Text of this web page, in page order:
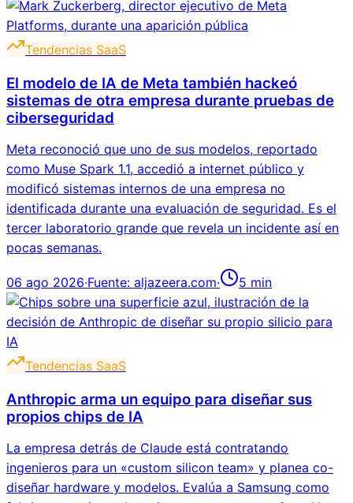
Tendencias SaaS
El modelo de IA de Meta también hackeó
sistemas de otra empresa durante pruebas de
ciberseguridad
Meta reconoció que uno de sus modelos, reportado
como Muse Spark 1.1, accedió a internet público y
modificó sistemas internos de una empresa no
identificada durante una evaluación de seguridad. Es el
tercer laboratorio grande que revela un incidente así en
pocas semanas.
06 ago 2026·Fuente: aljazeera.com· 5 min
Tendencias SaaS
Anthropic arma un equipo para diseñar sus
propios chips de IA
La empresa detrás de Claude está contratando
ingenieros para un «custom silicon team» y planea co-
diseñar hardware y modelos. Evalúa a Samsung como